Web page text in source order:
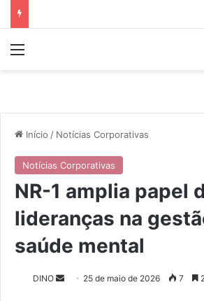
Início / Notícias Corporativas
Notícias Corporativas
NR-1 amplia papel
lideranças na
saúde mental
DINO 25 de maio de 2026 7